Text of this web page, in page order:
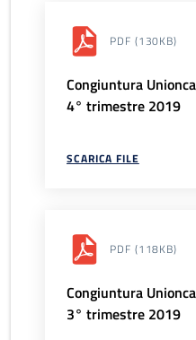
PDF (130KB)
Congiuntura
4° trimestre 2019
SCARICA FILE
PDF (118KB)
Congiuntura
3° trimestre 2019